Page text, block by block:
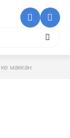
маккан